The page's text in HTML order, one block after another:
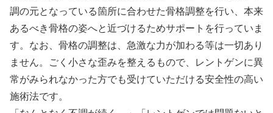
調の元となっている箇所に合わせた骨格調整を行い、本来
あるべき骨格の姿へと近づけるためサポートを行っていま
す。なお、骨格の調整は、急激な力が加わる等は一切あり
ません。ごく小さな歪みを整えるもので、レントゲンに異
常がみられなかった方でも受けていただける安全性の高い
施術法です。